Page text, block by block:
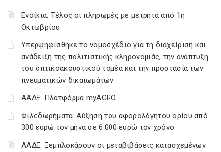
Ενοίκια: Τέλος οι πληρωμές με μετρητά από 1η
Οκτωβρίου
Υπερψηφίσθηκε το νομοσχέδιο για τη διαχείριση και
ανάδειξη της πολιτιστικής κληρονομιάς, την ανάπτυξη
του οπτικοακουστικού τομέα και την προστασία των
πνευματικών δικαιωμάτων
ΑΑΔΕ: Πλατφόρμα myAGRO
Φιλοδωρήματα: Αύξηση του αφορολόγητου ορίου από
300 ευρώ τον μήνα σε 6.000 ευρώ τον χρόνο
ΑΑΔΕ: Ξεμπλοκάρουν οι μεταβιβάσεις κατασχεμένων